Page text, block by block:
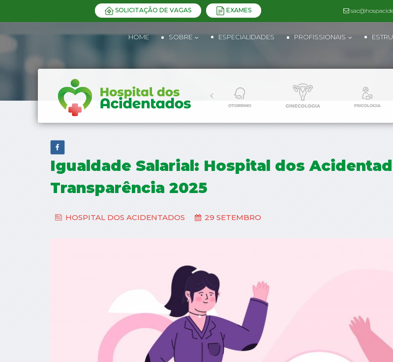
SOLICITAÇÃO DE VAGAS EXAMES
HOME SOBRE ESPECIALIDADES PROFISSIONAIS
Igualdade Salarial: Hospital dos
Transparência 2025
HOSPITAL DOS ACIDENTADOS 29 SETEMBRO